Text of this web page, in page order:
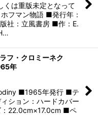
くは重版未定となって
フマン物語 ■発行年：
社：立風書房 ■作：E.
フ・クロミーネク
年
■1965年発行 ■テ
ション：ハードカバー
：22.0cm×17.0cm ■ペ